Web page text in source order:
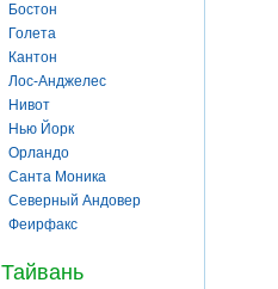
Бостон
Голета
Кантон
Лос-Анджелес
Нивот
Нью Йорк
Орландо
Санта Моника
Северный Андовер
Феирфакс
Тайвань